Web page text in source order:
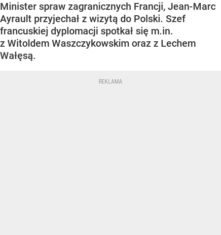
Minister spraw zagranicznych Francji, Jean-Marc
Ayrault przyjechał z wizytą do Polski. Szef
francuskiej dyplomacji spotkał się m.in.
z Witoldem Waszczykowskim oraz z Lechem
Wałęsą.